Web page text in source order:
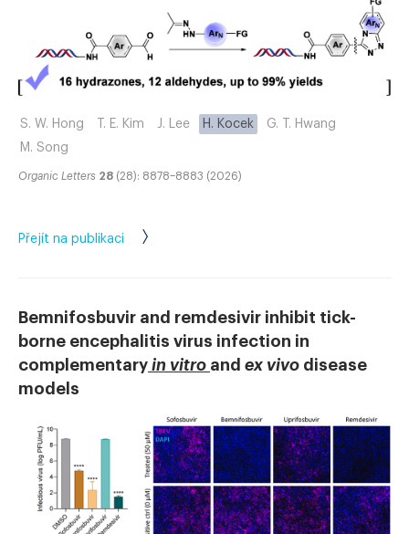
S. W. Hong T. E. Kim J. Lee H. Kocek
G. T. Hwang
M. Song
Organic Letters 28 (28): 8878–8883 (2026)
Přejít na publikaci
Bemnifosbuvir and remdesivir inhibit tick-
borne encephalitis virus infection in
complementary in vitro and ex vivo disease
models